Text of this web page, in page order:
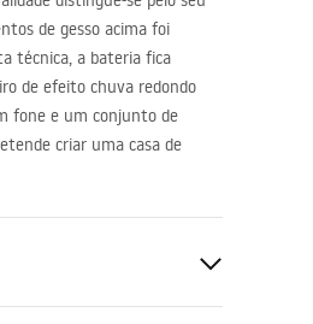
de gesso acima foi
técnica, a bateria fica
de efeito chuva redondo
fone e um conjunto de
criar uma casa de